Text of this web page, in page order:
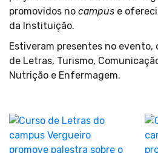
promovidos no campus e
da Instituição.
Estiveram presentes no evento,
de Letras, Turismo,
Nutrição e Enfermagem.